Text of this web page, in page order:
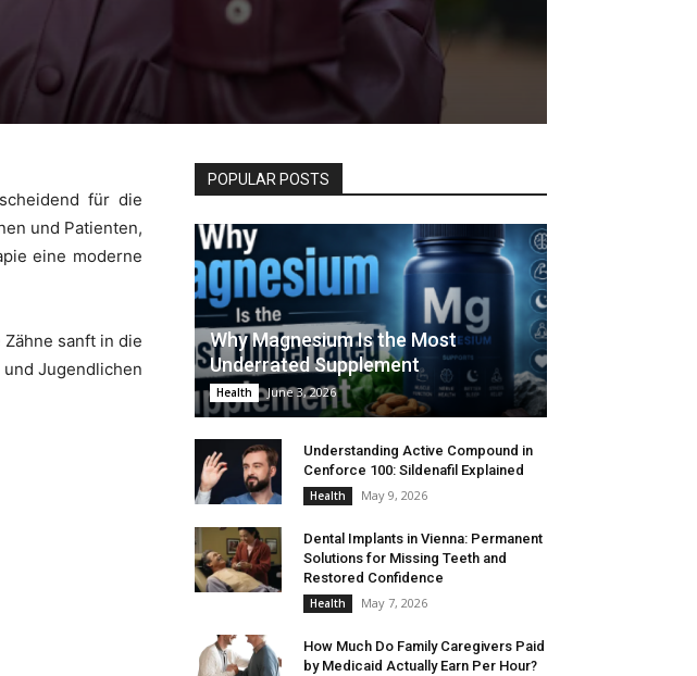
für die
und Patienten,
eine moderne
sanft in die
Jugendlichen
POPULAR POSTS
Why Magnesium Is the Most
Underrated Supplement
Health June 3, 2026
Understanding Active Compound in
Cenforce 100: Sildenafil Explained
Health May 9, 2026
Dental Implants in Vienna: Permanent
Solutions for Missing Teeth and
Restored Confidence
Health May 7, 2026
How Much Do Family Caregivers Paid
by Medicaid Actually Earn Per Hour?